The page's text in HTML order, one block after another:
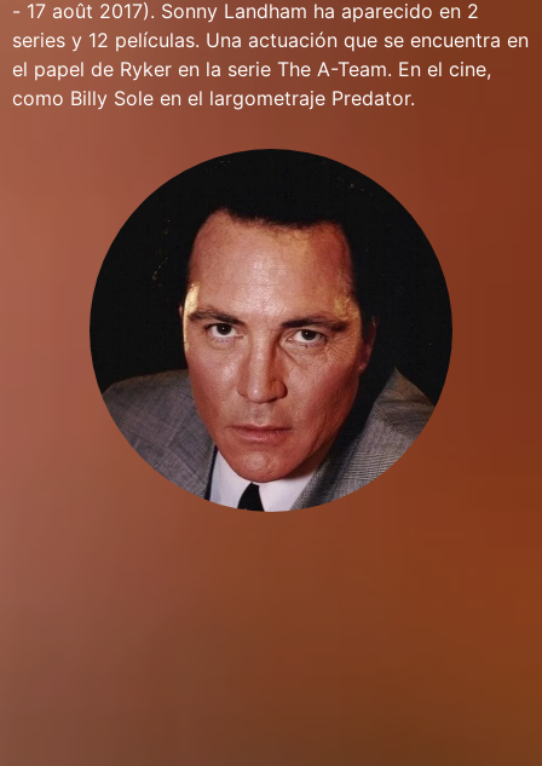
- 17 août 2017). Sonny Landham ha aparecido en 2
series y 12 películas. Una actuación que se encuentra en
el papel de Ryker en la serie The A-Team. En el cine,
como Billy Sole en el largometraje Predator.